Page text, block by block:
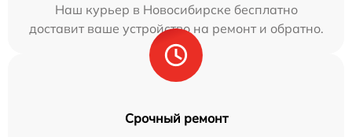
Наш курьер в Новосибирске бесплатно
доставит ваше устройство на ремонт и обратно.
Срочный ремонт